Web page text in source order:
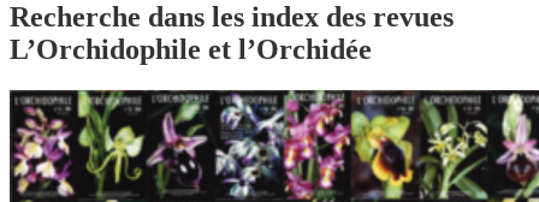
Recherche dans les index des revues
L’Orchidophile et l’Orchidée